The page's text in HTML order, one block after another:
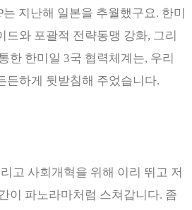
는 지난해 일본을 추월했구요. 한미
드와 포괄적 전략동맹 강화, 그리
한 한미일 3국 협력체계는, 우리
든하게 뒷받침해 주었습니다.
고 사회개혁을 위해 이리 뛰고 저
이 파노라마처럼 스쳐갑니다. 좀